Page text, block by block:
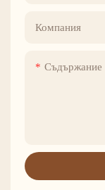
Компания
Съдържание